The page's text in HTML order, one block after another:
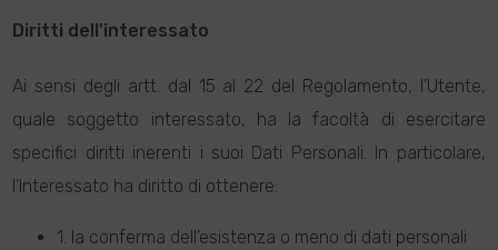
Diritti dell'interessato
Ai sensi degli artt. dal 15 al 22 del Regolamento, l’Utente,
quale soggetto interessato, ha la facoltà di esercitare
specifici diritti inerenti i suoi Dati Personali. In particolare,
l’Interessato ha diritto di ottenere:
1. la conferma dell’esistenza o meno di dati personali